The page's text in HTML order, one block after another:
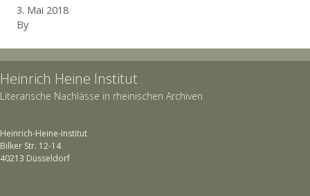
3. Mai 2018
By
Heinrich Heine Institut
Literarische Nachlässe in rheinischen Archiven
Heinrich-Heine-Institut
Bilker Str. 12-14
40213 Düsseldorf